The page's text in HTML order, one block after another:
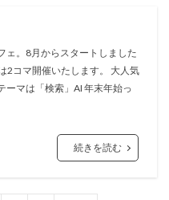
ェ。8月からスタートしました
2コマ開催いたします。 大人気
ーマは「検索」AI 年末年始っ
続きを読む